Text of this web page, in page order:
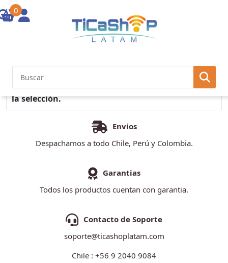
0
No se encontraron productos que concuerden con
la selección.
Envios
Despachamos a todo Chile, Perú y Colombia.
Garantias
Todos los productos cuentan con garantia.
Contacto de Soporte
soporte@ticashoplatam.com
Chile : +56 9 2040 9084